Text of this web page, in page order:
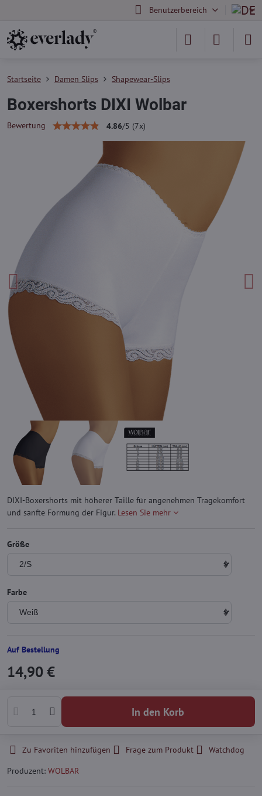
Benutzerbereich
Startseite Damen Slips Shapewear-Slips
Boxershorts DIXI Wolbar
Bewertung 4.86/5 (7x)
DIXI-Boxershorts mit höherer Taille für angenehmen Tragekomfort
und sanfte Formung der Figur. Lesen Sie mehr
Größe
Farbe
Auf Bestellung
14,90 €
In den Korb
Zu Favoriten hinzufügen Frage zum Produkt
Watchdog
Produzent: WOLBAR